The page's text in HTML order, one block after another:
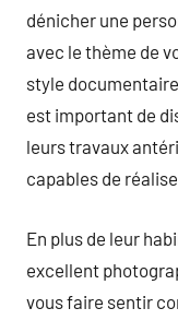
dénicher une
avec le thème de
style
est important de
leurs travaux
capables de
En plus de leur
excellent
vous faire sentir